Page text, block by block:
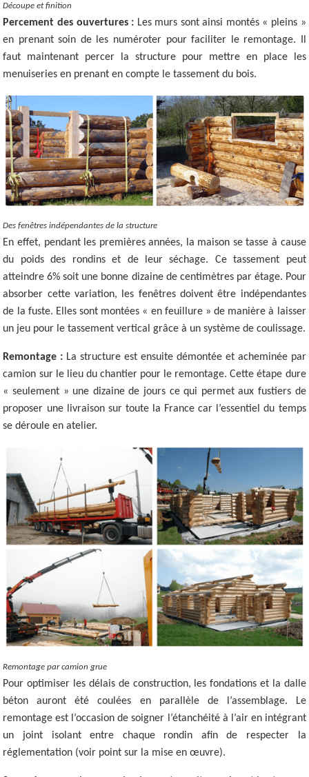
Découpe et finition
Percement des ouvertures : Les murs sont ainsi montés « pleins »
en prenant soin de les numéroter pour faciliter le remontage. Il
faut maintenant percer la structure pour mettre en place les
menuiseries en prenant en compte le tassement du bois.
Des fenêtres indépendantes de la structure
En effet, pendant les premières années, la maison se tasse à cause
du poids des rondins et de leur séchage. Ce tassement peut
atteindre 6% soit une bonne dizaine de centimètres par étage. Pour
absorber cette variation, les fenêtres doivent être indépendantes
de la fuste. Elles sont montées « en feuillure » de manière à laisser
un jeu pour le tassement vertical grâce à un système de coulissage.
Remontage : La structure est ensuite démontée et acheminée par
camion sur le lieu du chantier pour le remontage. Cette étape dure
« seulement » une dizaine de jours ce qui permet aux fustiers de
proposer une livraison sur toute la France car l’essentiel du temps
se déroule en atelier.
Remontage par camion grue
Pour optimiser les délais de construction, les fondations et la dalle
béton auront été coulées en parallèle de l’assemblage. Le
remontage est l’occasion de soigner l’étanchéité à l’air en intégrant
un joint isolant entre chaque rondin afin de respecter la
réglementation (voir point sur la mise en œuvre).